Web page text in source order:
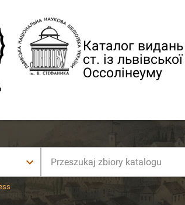
Каталог видань
ст. із
Оссолінеуму